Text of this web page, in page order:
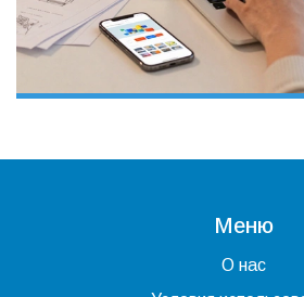
Меню
О нас